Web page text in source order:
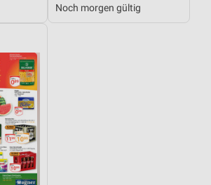
Noch morgen gültig